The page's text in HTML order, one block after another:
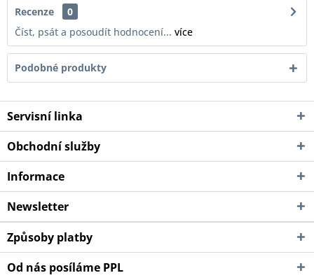
Recenze
0
Číst, psát a posoudít hodnocení... více
Podobné produkty
Servisní linka
Obchodní služby
Informace
Newsletter
Způsoby platby
Od nás posíláme PPL